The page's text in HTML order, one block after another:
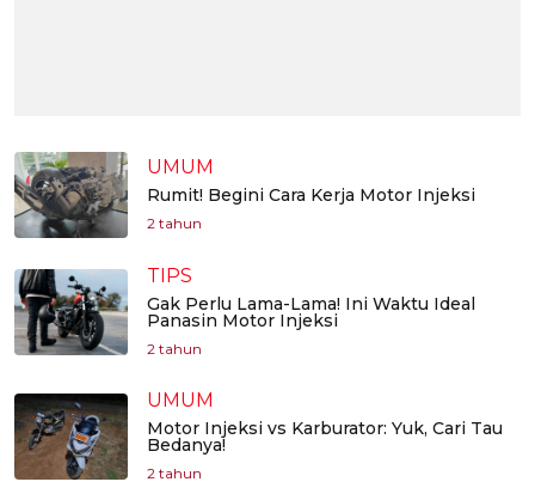
UMUM
Rumit! Begini Cara Kerja Motor Injeksi
2 tahun
TIPS
Gak Perlu Lama-Lama! Ini Waktu Ideal
Panasin Motor Injeksi
2 tahun
UMUM
Motor Injeksi vs Karburator: Yuk, Cari Tau
Bedanya!
2 tahun